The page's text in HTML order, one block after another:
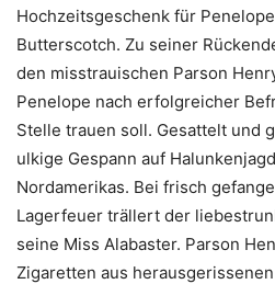
Hochzeitsgeschenk für
Butterscotch. Zu seiner
den misstrauischen Parson
Penelope nach erfolgreicher
Stelle trauen soll. Gesattelt und
ulkige Gespann auf
Nordamerikas. Bei frisch
Lagerfeuer trällert der
seine Miss Alabaster. Parson
Zigaretten aus